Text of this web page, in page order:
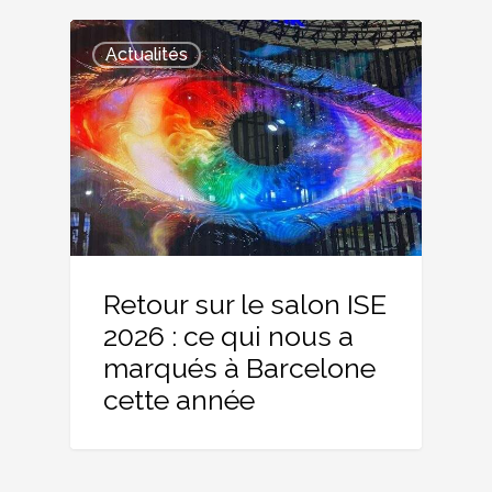
Actualités
Retour sur le salon ISE
2026 : ce qui nous a
marqués à Barcelone
cette année